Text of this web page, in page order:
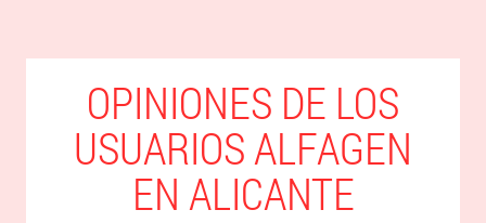
OPINIONES DE LOS
USUARIOS ALFAGEN
EN ALICANTE